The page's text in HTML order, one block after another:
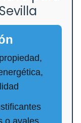
o avales